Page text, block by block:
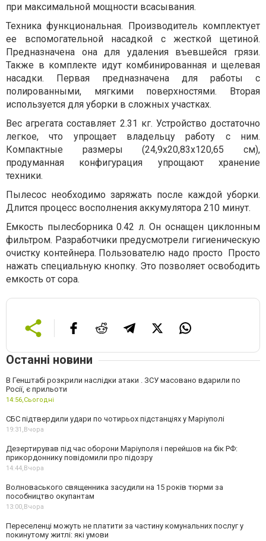
при максимальной мощности всасывания.
Техника функциональная. Производитель комплектует
ее вспомогательной насадкой с жесткой щетиной.
Предназначена она для удаления въевшейся грязи.
Также в комплекте идут комбинированная и щелевая
насадки. Первая предназначена для работы с
полированными, мягкими поверхностями. Вторая
используется для уборки в сложных участках.
Вес агрегата составляет 2.31 кг. Устройство достаточно
легкое, что упрощает владельцу работу с ним.
Компактные размеры (24,9x20,83x120,65 cм),
продуманная конфигурация упрощают хранение
техники.
Пылесос необходимо заряжать после каждой уборки.
Длится процесс восполнения аккумулятора 210 минут.
Емкость пылесборника 0.42 л. Он оснащен циклонным
фильтром. Разработчики предусмотрели гигиеническую
очистку контейнера. Пользователю надо просто Просто
нажать специальную кнопку. Это позволяет освободить
емкость от сора.
Останні новини
В Генштабі розкрили наслідки атаки . ЗСУ масовано вдарили по
Росії, є прильоти
14:56,Сьогодні
СБС підтвердили удари по чотирьох підстанціях у Маріуполі
19:31,Вчора
Дезертирував під час оборони Маріуполя і перейшов на бік РФ:
прикордоннику повідомили про підозру
14:44,Вчора
Волноваського священника засудили на 15 років тюрми за
пособництво окупантам
13:00,Вчора
Переселенці можуть не платити за частину комунальних послуг у
покинутому житлі: які умови